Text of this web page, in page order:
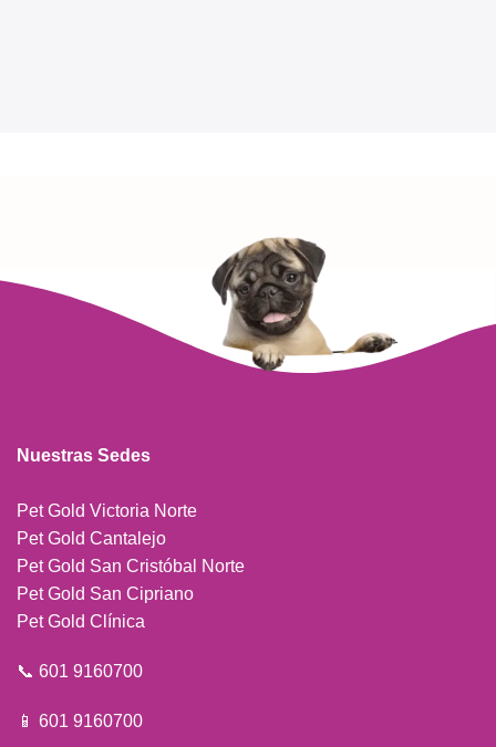
Nuestras Sedes
Pet Gold Victoria Norte
Pet Gold Cantalejo
Pet Gold San Cristóbal Norte
Pet Gold San Cipriano
Pet Gold Clínica
📞 601 9160700
📱 601 9160700